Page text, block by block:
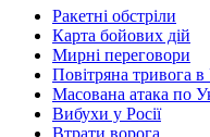
Ракетні обстріли
Карта бойових дій
Мирні переговори
Повітряна тривога в
Масована атака по
Вибухи у Росії